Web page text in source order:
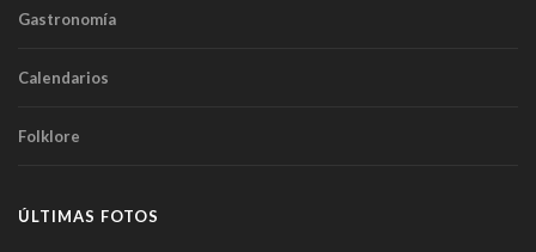
Gastronomía
Calendarios
Folklore
ÚLTIMAS FOTOS